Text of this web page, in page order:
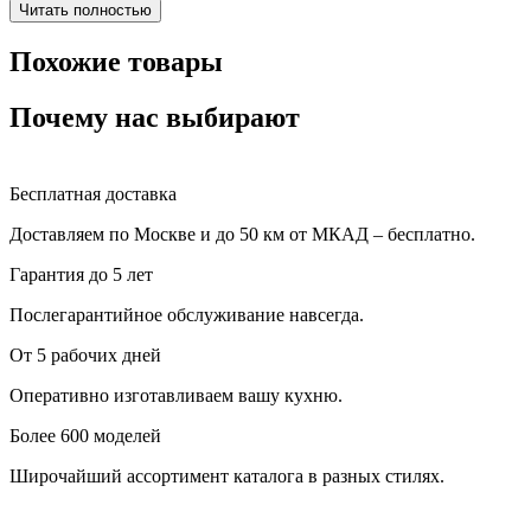
Читать полностью
Похожие товары
Почему нас выбирают
Бесплатная доставка
Доставляем по Москве и до 50 км от МКАД – бесплатно.
Гарантия до 5 лет
Послегарантийное обслуживание навсегда.
От 5 рабочих дней
Оперативно изготавливаем вашу кухню.
Более 600 моделей
Широчайший ассортимент каталога в разных стилях.